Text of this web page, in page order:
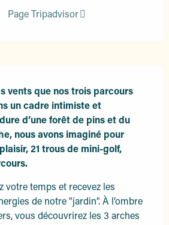
Page Tripadvisor
vents que nos trois parcours
un cadre intimiste et
d’une forêt de pins et du
nous avons imaginé pour
21 trous de mini-golf,
votre temps et recevez les
de notre "jardin". À l’ombre
vous découvrirez les 3 arches